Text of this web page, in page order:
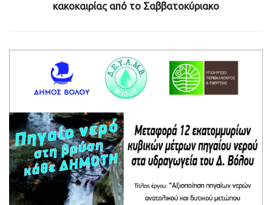
κακοκαιρίας από το Σαββατοκύριακο